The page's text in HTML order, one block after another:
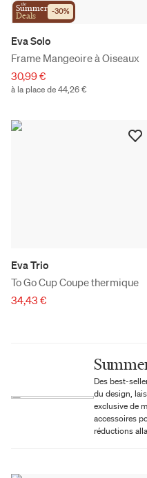
the
Summer
Deals -30%
Eva Solo
Frame Mangeoire à Oiseaux
30,99 €
à la place de 44,26 €
Eva Trio
To Go Cup Coupe thermique
34,43 €
Des best-
du design,
exclusive de
accessoires
réductions